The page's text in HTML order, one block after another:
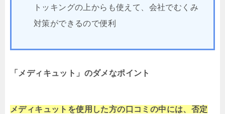
トッキングの上からも使えて、会社でむくみ
対策ができるので便利
「メディキュット」のダメなポイント
メディキュットを使用した方の口コミの中には、否定